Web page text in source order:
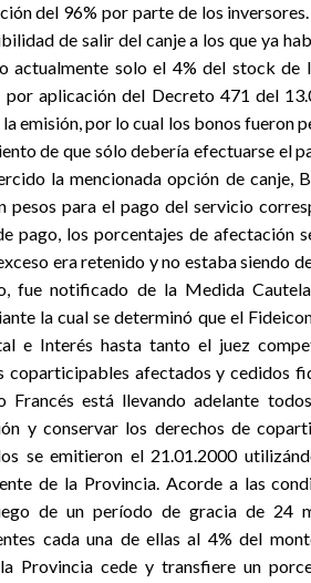
del 96% por parte de los
de salir del canje a los que ya
actualmente solo el 4% del stock de
aplicación del Decreto 471 del
emisión, por lo cual los bonos fueron
de que sólo debería efectuarse el
la mencionada opción de canje,
pesos para el pago del servicio
pago, los porcentajes de afectación
era retenido y no estaba siendo
fue notificado de la Medida
la cual se determinó que el
e Interés hasta tanto el juez
coparticipables afectados y cedidos
Francés está llevando adelante
y conservar los derechos de
se emitieron el 21.01.2000
de la Provincia. Acorde a las
de un período de gracia de 24
cada una de ellas al 4% del
Provincia cede y transfiere un